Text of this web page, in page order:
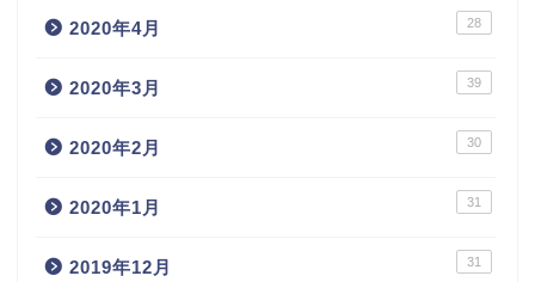
2020年4月 28
2020年3月 39
2020年2月 30
2020年1月 31
2019年12月 31